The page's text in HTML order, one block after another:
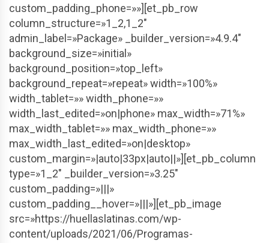
custom_padding_phone=»»][et_pb_row
column_structure=»1_2,1_2″
admin_label=»Package» _builder_version=»4.9.4″
background_size=»initial»
background_position=»top_left»
background_repeat=»repeat» width=»100%»
width_tablet=»» width_phone=»»
width_last_edited=»on|phone» max_width=»71%»
max_width_tablet=»» max_width_phone=»»
max_width_last_edited=»on|desktop»
custom_margin=»|auto|33px|auto||»][et_pb_column
type=»1_2″ _builder_version=»3.25″
custom_padding=»|||»
custom_padding__hover=»|||»][et_pb_image
src=»https://huellaslatinas.com/wp-
content/uploads/2021/06/Programas-